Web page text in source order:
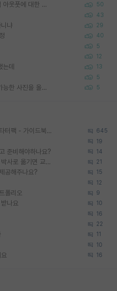
포스텍 억까에 대해 (동문의 학문적 아웃풋에 대한 반박) 50
43
냐 29
40
5
12
데 13
5
정보보안 연구하는 입장에선 식별가능한 사진을 올리는건 비추이긴함 5
[무료] 2026 미국 대학원 유학 스타터팩 - 가이드북 & 합격자 컨택메일 템플릿 645
19
준비해야하나요? 14
SSH 박사과정을 그만두고 지방대 박사로 옮기면 교수의 꿈은 끝일까요? 21
공해주나요? 15
12
폴리오 9
나요 10
16
22
11
10
16